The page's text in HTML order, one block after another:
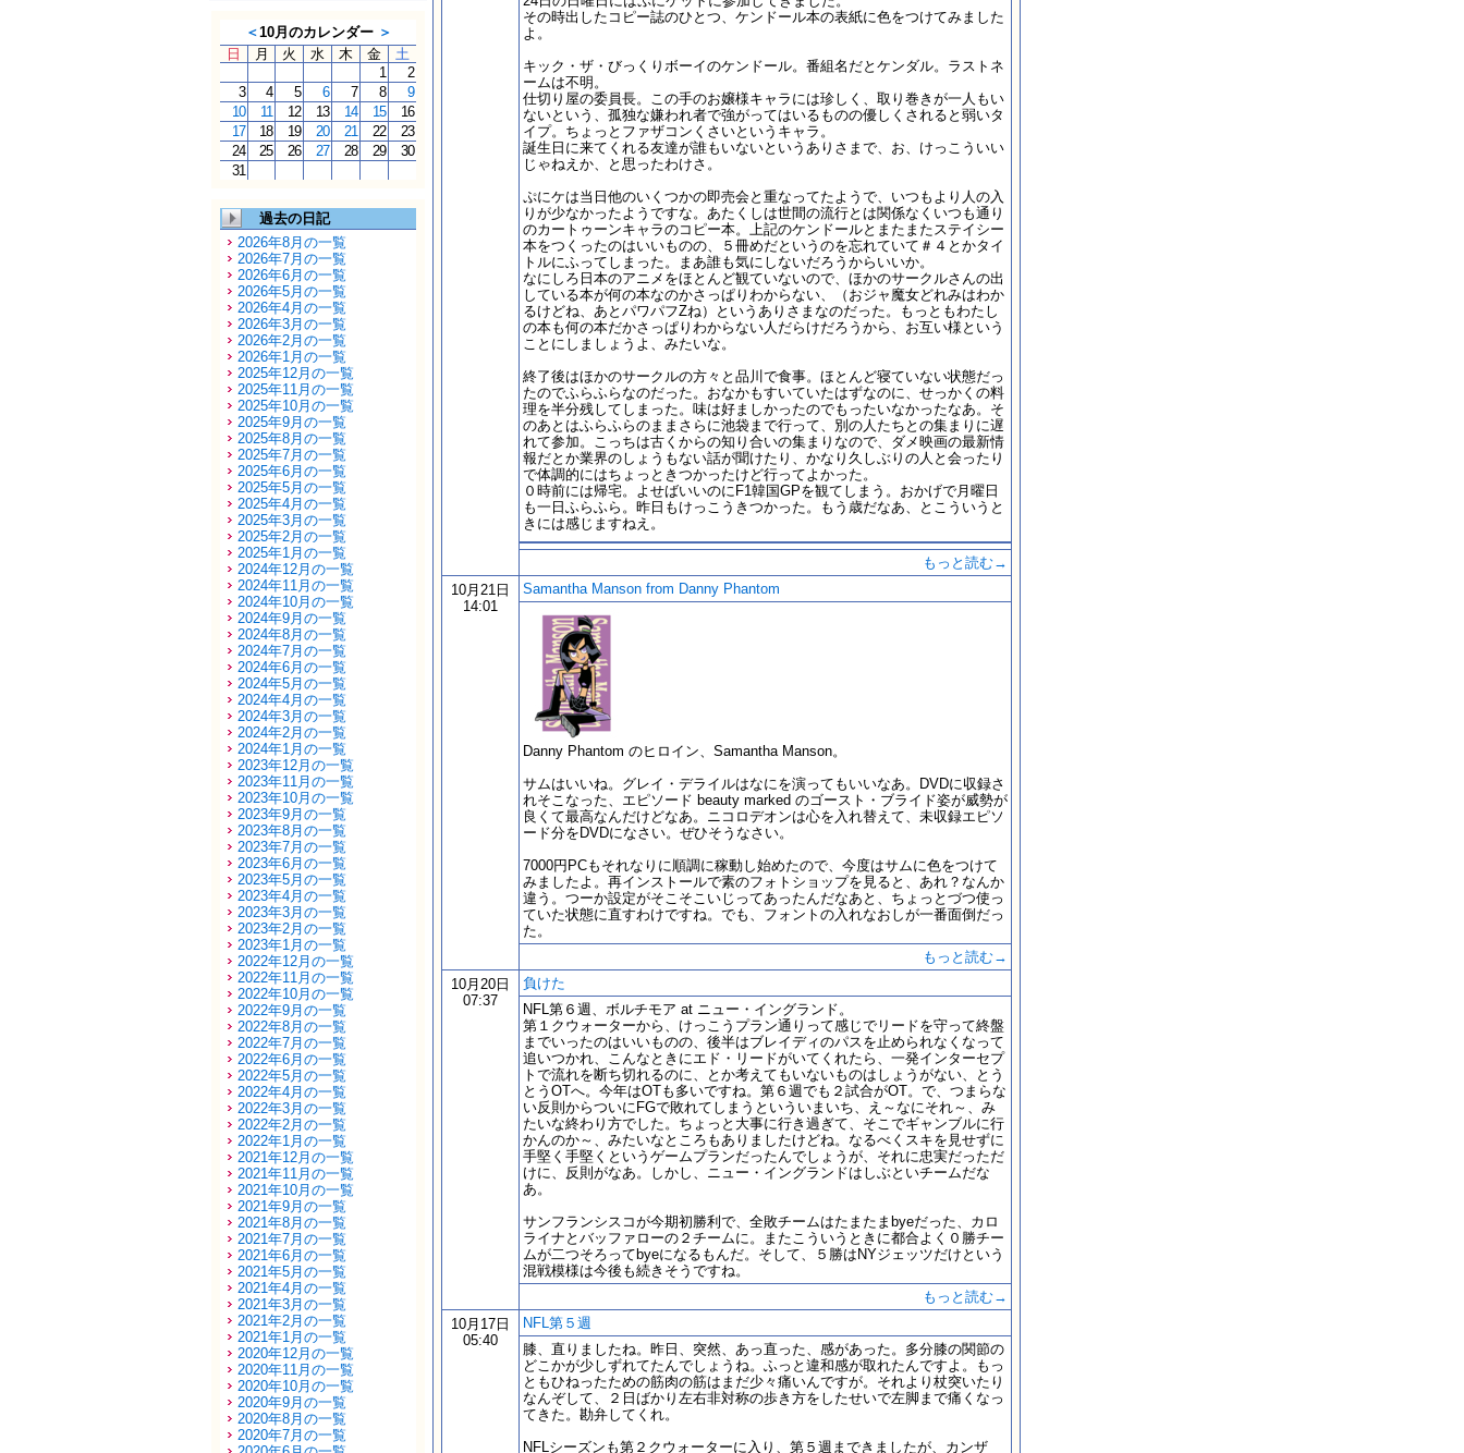
＜10月のカレンダー ＞
日
月 火 水 木 金
土
1
2
3
4 5 6 7 8
9
10
11 12 13 14 15
16
17
18 19 20 21 22
23
24
25 26 27 28 29
30
31
過去の日記
2026年8月の一覧
2026年7月の一覧
2026年6月の一覧
2026年5月の一覧
2026年4月の一覧
2026年3月の一覧
2026年2月の一覧
2026年1月の一覧
2025年12月の一覧
2025年11月の一覧
2025年10月の一覧
2025年9月の一覧
2025年8月の一覧
2025年7月の一覧
2025年6月の一覧
2025年5月の一覧
2025年4月の一覧
2025年3月の一覧
2025年2月の一覧
2025年1月の一覧
2024年12月の一覧
2024年11月の一覧
2024年10月の一覧
2024年9月の一覧
2024年8月の一覧
2024年7月の一覧
2024年6月の一覧
2024年5月の一覧
2024年4月の一覧
2024年3月の一覧
2024年2月の一覧
2024年1月の一覧
2023年12月の一覧
2023年11月の一覧
2023年10月の一覧
2023年9月の一覧
2023年8月の一覧
2023年7月の一覧
2023年6月の一覧
2023年5月の一覧
2023年4月の一覧
2023年3月の一覧
2023年2月の一覧
2023年1月の一覧
2022年12月の一覧
2022年11月の一覧
2022年10月の一覧
2022年9月の一覧
2022年8月の一覧
2022年7月の一覧
2022年6月の一覧
2022年5月の一覧
2022年4月の一覧
2022年3月の一覧
2022年2月の一覧
2022年1月の一覧
2021年12月の一覧
2021年11月の一覧
2021年10月の一覧
2021年9月の一覧
2021年8月の一覧
2021年7月の一覧
2021年6月の一覧
2021年5月の一覧
2021年4月の一覧
2021年3月の一覧
2021年2月の一覧
2021年1月の一覧
2020年12月の一覧
2020年11月の一覧
2020年10月の一覧
2020年9月の一覧
2020年8月の一覧
2020年7月の一覧
その時出したコピー誌のひとつ、ケンドール本の表紙に色をつけてみました
よ。
キック・ザ・びっくりボーイのケンドール。番組名だとケンダル。ラストネ
ームは不明。
仕切り屋の委員長。この手のお嬢様キャラには珍しく、取り巻きが一人もい
ないという、孤独な嫌われ者で強がってはいるものの優しくされると弱いタ
イプ。ちょっとファザコンくさいというキャラ。
誕生日に来てくれる友達が誰もいないというありさまで、お、けっこういい
じゃねえか、と思ったわけさ。
ぷにケは当日他のいくつかの即売会と重なってたようで、いつもより人の入
りが少なかったようですな。あたくしは世間の流行とは関係なくいつも通り
のカートゥーンキャラのコピー本。上記のケンドールとまたまたステイシー
本をつくったのはいいものの、５冊めだというのを忘れていて＃４とかタイ
トルにふってしまった。まあ誰も気にしないだろうからいいか。
なにしろ日本のアニメをほとんど観ていないので、ほかのサークルさんの出
している本が何の本なのかさっぱりわからない、（おジャ魔女どれみはわか
るけどね、あとパワパフZね）というありさまなのだった。もっともわたし
の本も何の本だかさっぱりわからない人だらけだろうから、お互い様という
ことにしましょうよ、みたいな。
終了後はほかのサークルの方々と品川で食事。ほとんど寝ていない状態だっ
たのでふらふらなのだった。おなかもすいていたはずなのに、せっかくの料
理を半分残してしまった。味は好ましかったのでもったいなかったなあ。そ
のあとはふらふらのままさらに池袋まで行って、別の人たちとの集まりに遅
れて参加。こっちは古くからの知り合いの集まりなので、ダメ映画の最新情
報だとか業界のしょうもない話が聞けたり、かなり久しぶりの人と会ったり
で体調的にはちょっときつかったけど行ってよかった。
０時前には帰宅。よせばいいのにF1韓国GPを観てしまう。おかげで月曜日
も一日ふらふら。昨日もけっこうきつかった。もう歳だなあ、とこういうと
きには感じますねえ。
もっと読む→
10月21日
14:01
Samantha Manson from Danny Phantom
Danny Phantom のヒロイン、Samantha Manson。
サムはいいね。グレイ・デライルはなにを演ってもいいなあ。DVDに収録さ
れそこなった、エピソード beauty marked のゴースト・ブライド姿が威勢が
良くて最高なんだけどなあ。ニコロデオンは心を入れ替えて、未収録エピソ
ード分をDVDになさい。ぜひそうなさい。
7000円PCもそれなりに順調に稼動し始めたので、今度はサムに色をつけて
みましたよ。再インストールで素のフォトショップを見ると、あれ？なんか
違う。つーか設定がそこそこいじってあったんだなあと、ちょっとづつ使っ
ていた状態に直すわけですね。でも、フォントの入れなおしが一番面倒だっ
た。
もっと読む→
10月20日
07:37
負けた
NFL第６週、ボルチモア at ニュー・イングランド。
第１クウォーターから、けっこうプラン通りって感じでリードを守って終盤
までいったのはいいものの、後半はブレイディのパスを止められなくなって
追いつかれ、こんなときにエド・リードがいてくれたら、一発インターセプ
トで流れを断ち切れるのに、とか考えてもいないものはしょうがない、とう
とうOTへ。今年はOTも多いですね。第６週でも２試合がOT。で、つまらな
い反則からついにFGで敗れてしまうといういまいち、え～なにそれ～、み
たいな終わり方でした。ちょっと大事に行き過ぎて、そこでギャンブルに行
かんのか～、みたいなところもありましたけどね。なるべくスキを見せずに
手堅く手堅くというゲームプランだったんでしょうが、それに忠実だっただ
けに、反則がなあ。しかし、ニュー・イングランドはしぶといチームだな
あ。
サンフランシスコが今期初勝利で、全敗チームはたまたまbyeだった、カロ
ライナとバッファローの２チームに。またこういうときに都合よく０勝チー
ムが二つそろってbyeになるもんだ。そして、５勝はNYジェッツだけという
混戦模様は今後も続きそうですね。
もっと読む→
10月17日
05:40
NFL第５週
膝、直りましたね。昨日、突然、あっ直った、感があった。多分膝の関節の
どこかが少しずれてたんでしょうね。ふっと違和感が取れたんですよ。もっ
ともひねったための筋肉の筋はまだ少々痛いんですが。それより杖突いたり
なんぞして、２日ばかり左右非対称の歩き方をしたせいで左脚まで痛くなっ
てきた。勘弁してくれ。
NFLシーズンも第２クウォーターに入り、第５週まできましたが、カンザ